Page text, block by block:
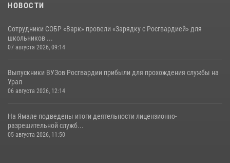
НОВОСТИ
Сотрудники СОБР «Варк» провели «Зарядку с Росгвардией» для
школьников ...
07 августа 2026, 09:14
Выпускники ВУЗов Росгвардии прибыли для прохождения службы на
Урал
06 августа 2026, 12:14
На Ямале подведены итоги деятельности лицензионно-
разрешительной служб...
05 августа 2026, 11:50